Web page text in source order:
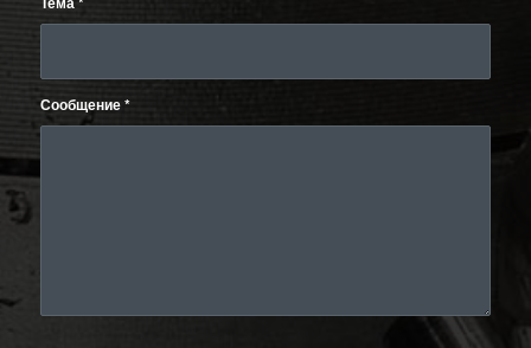
Сообщение*